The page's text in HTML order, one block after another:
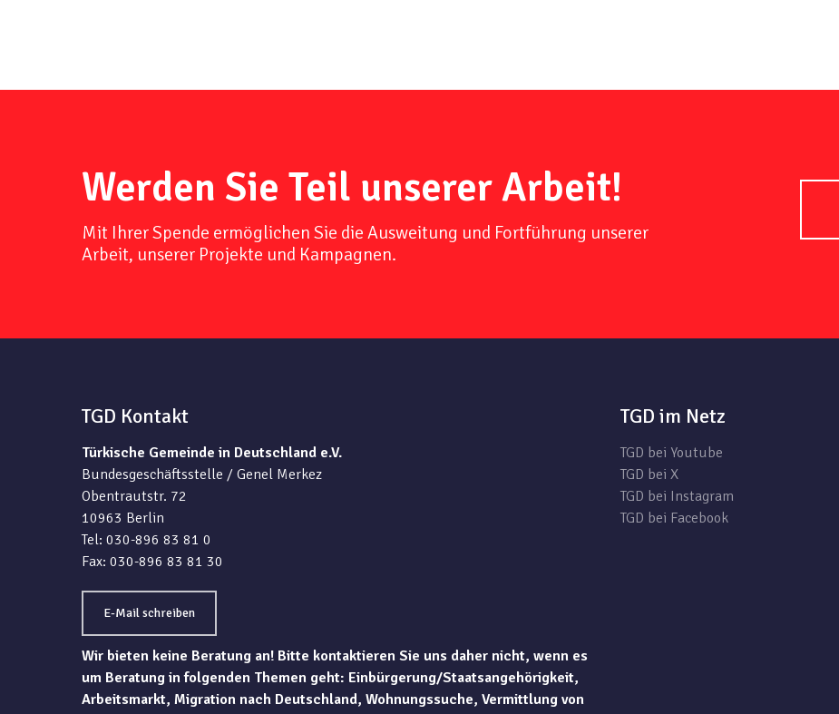
Werden Sie Teil unserer Arbeit!
Mit Ihrer Spende ermöglichen Sie die Ausweitung und Fortführung unserer
Arbeit, unserer Projekte und Kampagnen.
TGD Kontakt
Türkische Gemeinde in Deutschland e.V.
Bundesgeschäftsstelle / Genel Merkez
Obentrautstr. 72
10963 Berlin
Tel: 030-896 83 81 0
Fax: 030-896 83 81 30
E-Mail schreiben
Wir bieten keine Beratung an! Bitte kontaktieren Sie uns daher nicht, wenn es
um Beratung in folgenden Themen geht: Einbürgerung/Staatsangehörigkeit,
Arbeitsmarkt, Migration nach Deutschland, Wohnungssuche, Vermittlung von
TGD im Netz
TGD bei Youtube
TGD bei X
TGD bei Instagram
TGD bei Facebook